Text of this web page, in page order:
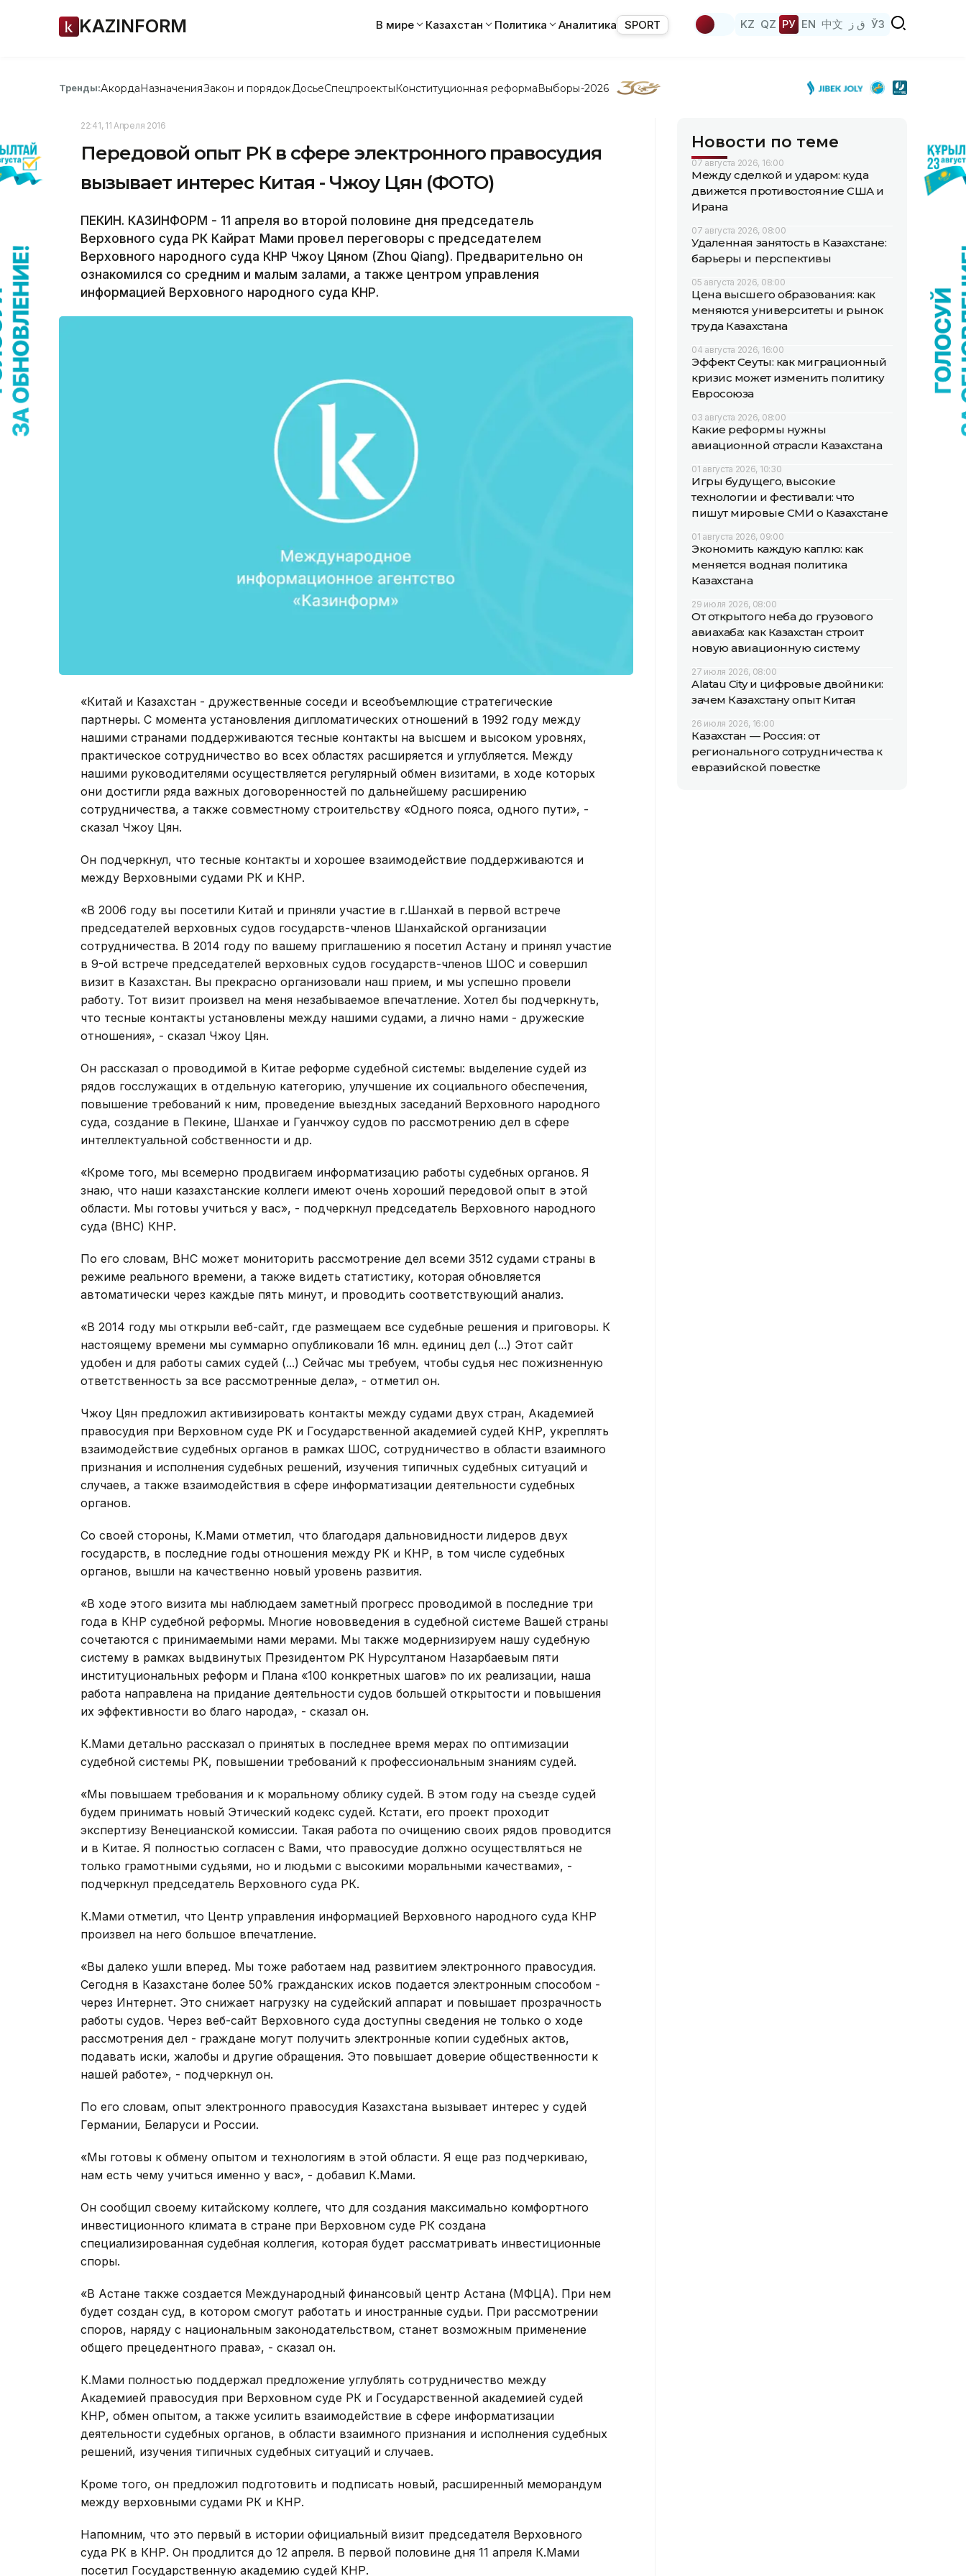
KAZINFORM В мире Казахстан Политика Аналитика SPORT KZ QZ РУ EN 中文 ق ز ЎЗ
Тренды:АкордаНазначенияЗакон и порядок ДосьеСпецпроектыКонституционная реформаВыборы-2026
22:41, 11 Апреля 2016
Передовой опыт РК в сфере электронного правосудия
вызывает интерес Китая - Чжоу Цян (ФОТО)
ПЕКИН. КАЗИНФОРМ - 11 апреля во второй половине дня председатель
Верховного суда РК Кайрат Мами провел переговоры с председателем
Верховного народного суда КНР Чжоу Цяном (Zhou Qiang). Предварительно он
ознакомился со средним и малым залами, а также центром управления
информацией Верховного народного суда КНР.
«Китай и Казахстан - дружественные соседи и всеобъемлющие стратегические
партнеры. С момента установления дипломатических отношений в 1992 году между
нашими странами поддерживаются тесные контакты на высшем и высоком уровнях,
практическое сотрудничество во всех областях расширяется и углубляется. Между
нашими руководителями осуществляется регулярный обмен визитами, в ходе которых
они достигли ряда важных договоренностей по дальнейшему расширению
сотрудничества, а также совместному строительству «Одного пояса, одного пути», -
сказал Чжоу Цян.
Он подчеркнул, что тесные контакты и хорошее взаимодействие поддерживаются и
между Верховными судами РК и КНР.
«В 2006 году вы посетили Китай и приняли участие в г.Шанхай в первой встрече
председателей верховных судов государств-членов Шанхайской организации
сотрудничества. В 2014 году по вашему приглашению я посетил Астану и принял участие
в 9-ой встрече председателей верховных судов государств-членов ШОС и совершил
визит в Казахстан. Вы прекрасно организовали наш прием, и мы успешно провели
работу. Тот визит произвел на меня незабываемое впечатление. Хотел бы подчеркнуть,
что тесные контакты установлены между нашими судами, а лично нами - дружеские
отношения», - сказал Чжоу Цян.
Он рассказал о проводимой в Китае реформе судебной системы: выделение судей из
рядов госслужащих в отдельную категорию, улучшение их социального обеспечения,
повышение требований к ним, проведение выездных заседаний Верховного народного
суда, создание в Пекине, Шанхае и Гуанчжоу судов по рассмотрению дел в сфере
интеллектуальной собственности и др.
«Кроме того, мы всемерно продвигаем информатизацию работы судебных органов. Я
знаю, что наши казахстанские коллеги имеют очень хороший передовой опыт в этой
области. Мы готовы учиться у вас», - подчеркнул председатель Верховного народного
суда (ВНС) КНР.
По его словам, ВНС может мониторить рассмотрение дел всеми 3512 судами страны в
режиме реального времени, а также видеть статистику, которая обновляется
автоматически через каждые пять минут, и проводить соответствующий анализ.
«В 2014 году мы открыли веб-сайт, где размещаем все судебные решения и приговоры. К
настоящему времени мы суммарно опубликовали 16 млн. единиц дел (...) Этот сайт
удобен и для работы самих судей (...) Сейчас мы требуем, чтобы судья нес пожизненную
ответственность за все рассмотренные дела», - отметил он.
Чжоу Цян предложил активизировать контакты между судами двух стран, Академией
правосудия при Верховном суде РК и Государственной академией судей КНР, укреплять
взаимодействие судебных органов в рамках ШОС, сотрудничество в области взаимного
признания и исполнения судебных решений, изучения типичных судебных ситуаций и
случаев, а также взаимодействия в сфере информатизации деятельности судебных
органов.
Со своей стороны, К.Мами отметил, что благодаря дальновидности лидеров двух
государств, в последние годы отношения между РК и КНР, в том числе судебных
органов, вышли на качественно новый уровень развития.
«В ходе этого визита мы наблюдаем заметный прогресс проводимой в последние три
года в КНР судебной реформы. Многие нововведения в судебной системе Вашей страны
сочетаются с принимаемыми нами мерами. Мы также модернизируем нашу судебную
систему в рамках выдвинутых Президентом РК Нурсултаном Назарбаевым пяти
институциональных реформ и Плана «100 конкретных шагов» по их реализации, наша
работа направлена на придание деятельности судов большей открытости и повышения
их эффективности во благо народа», - сказал он.
К.Мами детально рассказал о принятых в последнее время мерах по оптимизации
судебной системы РК, повышении требований к профессиональным знаниям судей.
«Мы повышаем требования и к моральному облику судей. В этом году на съезде судей
будем принимать новый Этический кодекс судей. Кстати, его проект проходит
экспертизу Венецианской комиссии. Такая работа по очищению своих рядов проводится
и в Китае. Я полностью согласен с Вами, что правосудие должно осуществляться не
только грамотными судьями, но и людьми с высокими моральными качествами», -
подчеркнул председатель Верховного суда РК.
К.Мами отметил, что Центр управления информацией Верховного народного суда КНР
произвел на него большое впечатление.
«Вы далеко ушли вперед. Мы тоже работаем над развитием электронного правосудия.
Сегодня в Казахстане более 50% гражданских исков подается электронным способом -
через Интернет. Это снижает нагрузку на судейский аппарат и повышает прозрачность
работы судов. Через веб-сайт Верховного суда доступны сведения не только о ходе
рассмотрения дел - граждане могут получить электронные копии судебных актов,
подавать иски, жалобы и другие обращения. Это повышает доверие общественности к
нашей работе», - подчеркнул он.
По его словам, опыт электронного правосудия Казахстана вызывает интерес у судей
Германии, Беларуси и России.
«Мы готовы к обмену опытом и технологиям в этой области. Я еще раз подчеркиваю,
нам есть чему учиться именно у вас», - добавил К.Мами.
Он сообщил своему китайскому коллеге, что для создания максимально комфортного
инвестиционного климата в стране при Верховном суде РК создана
специализированная судебная коллегия, которая будет рассматривать инвестиционные
споры.
«В Астане также создается Международный финансовый центр Астана (МФЦА). При нем
будет создан суд, в котором смогут работать и иностранные судьи. При рассмотрении
споров, наряду с национальным законодательством, станет возможным применение
общего прецедентного права», - сказал он.
К.Мами полностью поддержал предложение углублять сотрудничество между
Академией правосудия при Верховном суде РК и Государственной академией судей
КНР, обмен опытом, а также усилить взаимодействие в сфере информатизации
деятельности судебных органов, в области взаимного признания и исполнения судебных
решений, изучения типичных судебных ситуаций и случаев.
Кроме того, он предложил подготовить и подписать новый, расширенный меморандум
между верховными судами РК и КНР.
Напомним, что это первый в истории официальный визит председателя Верховного
суда РК в КНР. Он продлится до 12 апреля. В первой половине дня 11 апреля К.Мами
посетил Государственную академию судей КНР.
Новости по теме
07 августа 2026, 16:00
Между сделкой и ударом: куда
движется противостояние США и
Ирана
07 августа 2026, 08:00
Удаленная занятость в Казахстане:
барьеры и перспективы
05 августа 2026, 08:00
Цена высшего образования: как
меняются университеты и рынок
труда Казахстана
04 августа 2026, 16:00
Эффект Сеуты: как миграционный
кризис может изменить политику
Евросоюза
03 августа 2026, 08:00
Какие реформы нужны
авиационной отрасли Казахстана
01 августа 2026, 10:30
Игры будущего, высокие
технологии и фестивали: что
пишут мировые СМИ о Казахстане
01 августа 2026, 09:00
Экономить каждую каплю: как
меняется водная политика
Казахстана
29 июля 2026, 08:00
От открытого неба до грузового
авиахаба: как Казахстан строит
новую авиационную систему
27 июля 2026, 08:00
Alatau City и цифровые двойники:
зачем Казахстану опыт Китая
26 июля 2026, 16:00
Казахстан — Россия: от
регионального сотрудничества к
евразийской повестке